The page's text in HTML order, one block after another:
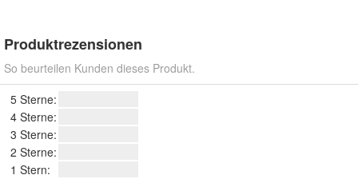
Produktrezensionen
So beurteilen Kunden dieses Produkt.
5 Sterne:
4 Sterne:
3 Sterne:
2 Sterne:
1 Stern: